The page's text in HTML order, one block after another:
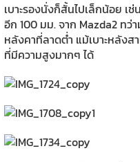
เบาะรองนั่งก็สั้นไปเล็กน้อย
อีก 100 มม. จาก Mazda2 ทว่
หลังคาที่ลาดต่ำ แม้เบาะหลัง
ที่มีความสูงมากๆ ได้